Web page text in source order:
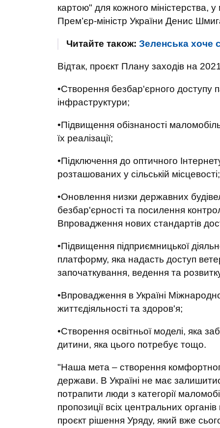
картою" для кожного міністерства,
Прем’єр-міністр України Денис
Читайте також: Зеленська хоче
Відтак, проєкт Плану заходів на
•Створення безбар'єрного доступу
інфраструктури;
•Підвищення обізнаності
їх реалізації;
•Підключення до оптичного
розташованих у сільській місцевості;
•Оновлення низки державних
безбар'єрності та посилення
Впровадження нових стандартів
•Підвищення підприємницької
платформу, яка надасть доступ
започаткування, ведення та
•Впровадження в Україні
життєдіяльності та здоров'я;
•Створення освітньої моделі, яка
дитини, яка цього потребує тощо.
"Наша мета – створення
держави. В Україні не має
потрапити люди з категорії
пропозиції всіх центральних
проєкт рішення Уряду, який вже